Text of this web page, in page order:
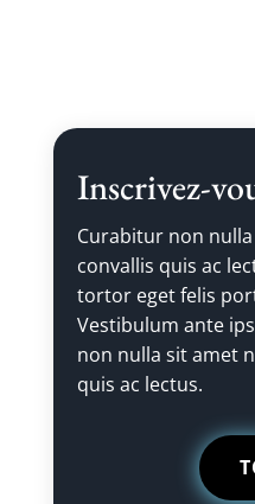
Inscrivez-
Curabitur non
convallis quis ac
tortor eget felis
Vestibulum ante
non nulla sit amet
quis ac lectus.